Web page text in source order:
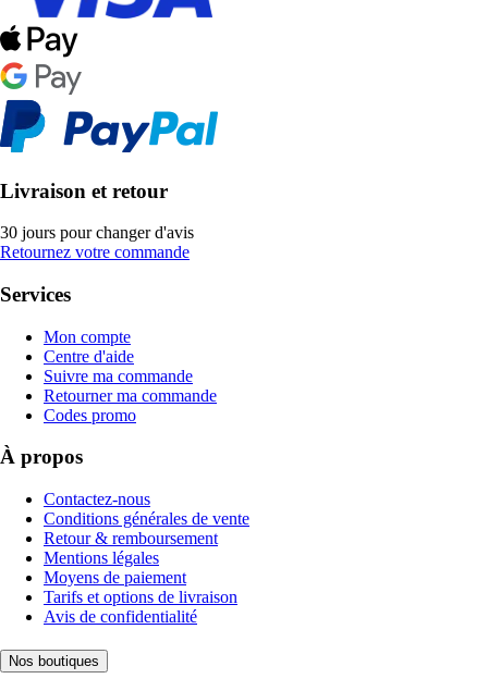
Livraison et retour
30 jours pour changer d'avis
Retournez votre commande
Services
Mon compte
Centre d'aide
Suivre ma commande
Retourner ma commande
Codes promo
À propos
Contactez-nous
Conditions générales de vente
Retour & remboursement
Mentions légales
Moyens de paiement
Tarifs et options de livraison
Avis de confidentialité
Nos boutiques